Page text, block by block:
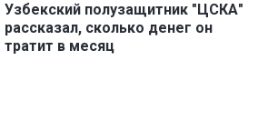
Узбекский полузащитник "ЦСКА"
рассказал, сколько денег он
тратит в месяц